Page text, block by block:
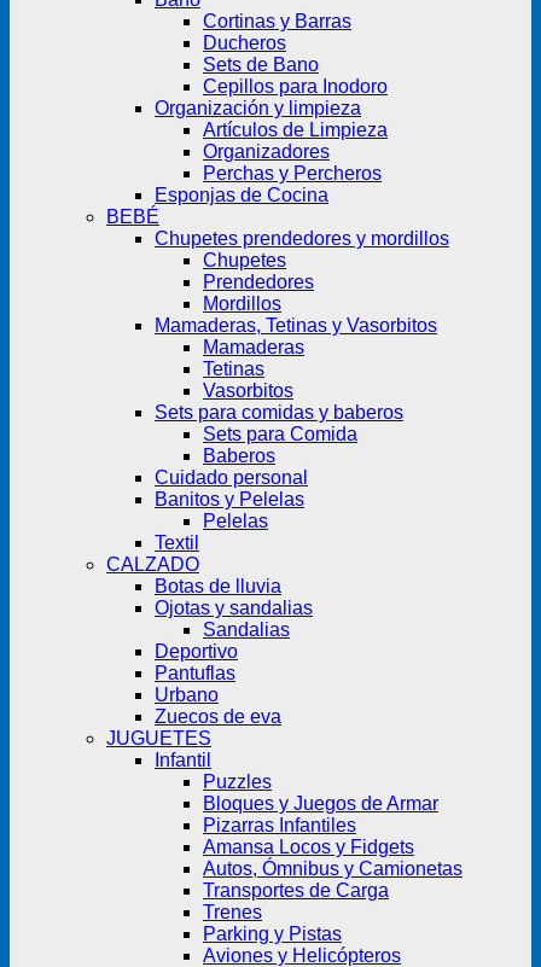
Cortinas y Barras
Ducheros
Sets de Bano
Cepillos para Inodoro
Organización y limpieza
Artículos de Limpieza
Organizadores
Perchas y Percheros
Esponjas de Cocina
BEBÉ
Chupetes prendedores y mordillos
Chupetes
Prendedores
Mordillos
Mamaderas, Tetinas y Vasorbitos
Mamaderas
Tetinas
Vasorbitos
Sets para comidas y baberos
Sets para Comida
Baberos
Cuidado personal
Banitos y Pelelas
Pelelas
Textil
CALZADO
Botas de lluvia
Ojotas y sandalias
Sandalias
Deportivo
Pantuflas
Urbano
Zuecos de eva
JUGUETES
Infantil
Puzzles
Bloques y Juegos de Armar
Pizarras Infantiles
Amansa Locos y Fidgets
Autos, Ómnibus y Camionetas
Transportes de Carga
Trenes
Parking y Pistas
Aviones y Helicópteros